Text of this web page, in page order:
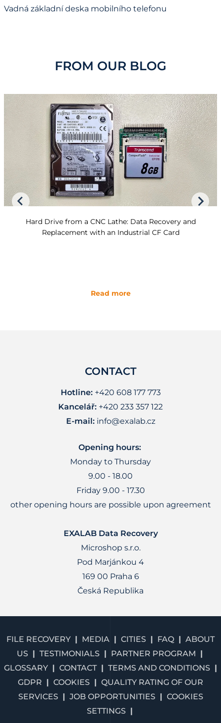
Vadná základní deska mobilního telefonu
FROM OUR BLOG
Hard Drive from a CNC Lathe: Data Recovery and
Replacement with an Industrial CF Card
Read more
CONTACT
Hotline:+420 608 177 773
Kancelář: +420 233 357 122
E-mail: info@exalab.cz
Opening hours:
Monday to Thursday
9.00 - 18.00
Friday 9.00 - 17.30
other opening hours are possible upon agreement
EXALAB Data Recovery
Microshop s.r.o.
Pod Marjánkou 4
169 00 Praha 6
Česká Republika
FILE RECOVERY MEDIA CITIES FAQ
ABOUT
US
TESTIMONIALS
PARTNER PROGRAM
GLOSSARY
CONTACT
TERMS AND CONDITIONS
GDPR
COOKIES
QUALITY RATING OF OUR
SERVICES
JOB OPPORTUNITIES
COOKIES
SETTINGS